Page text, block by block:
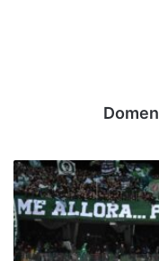
Trasferta
a
Potenza,
interviene
Piantedosi: